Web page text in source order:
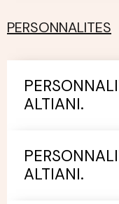
PERSONNALITES
ALTIANI.
ALTIANI.